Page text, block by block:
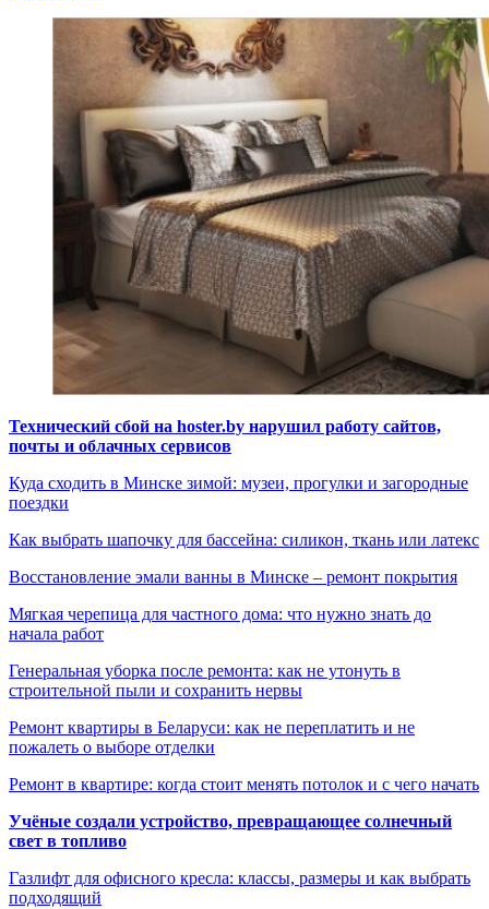
Технический сбой на hoster.by нарушил работу сайтов,
почты и облачных сервисов
Куда сходить в Минске зимой: музеи, прогулки и загородные
поездки
Как выбрать шапочку для бассейна: силикон, ткань или латекс
Восстановление эмали ванны в Минске – ремонт покрытия
Мягкая черепица для частного дома: что нужно знать до
начала работ
Генеральная уборка после ремонта: как не утонуть в
строительной пыли и сохранить нервы
Ремонт квартиры в Беларуси: как не переплатить и не
пожалеть о выборе отделки
Ремонт в квартире: когда стоит менять потолок и с чего начать
Учёные создали устройство, превращающее солнечный
свет в топливо
Газлифт для офисного кресла: классы, размеры и как выбрать
подходящий